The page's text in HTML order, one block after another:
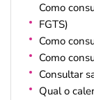
Como
FGTS)
Como
Como
Consultar
Qual o